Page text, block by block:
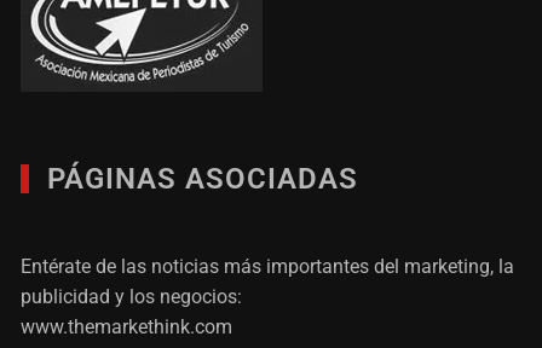
PÁGINAS ASOCIADAS
Entérate de las noticias más importantes del marketing, la
publicidad y los negocios:
www.themarkethink.com